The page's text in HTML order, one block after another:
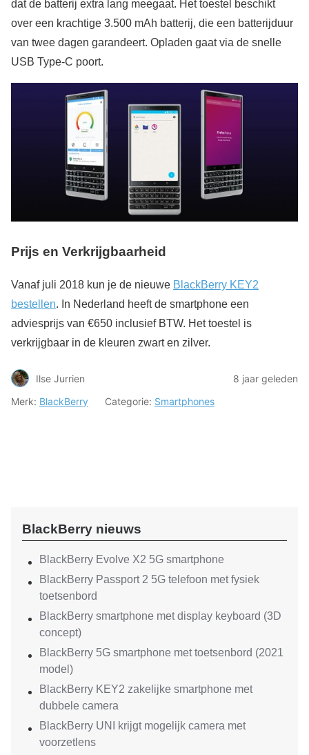
dat de batterij extra lang meegaat. Het toestel beschikt
over een krachtige 3.500 mAh batterij, die een batterijduur
van twee dagen garandeert. Opladen gaat via de snelle
USB Type-C poort.
Prijs en Verkrijgbaarheid
Vanaf juli 2018 kun je de nieuwe BlackBerry KEY2
bestellen. In Nederland heeft de smartphone een
adviesprijs van €650 inclusief BTW. Het toestel is
verkrijgbaar in de kleuren zwart en zilver.
Ilse Jurrien
8 jaar geleden
Merk: BlackBerry Categorie: Smartphones
BlackBerry nieuws
BlackBerry Evolve X2 5G smartphone
BlackBerry Passport 2 5G telefoon met fysiek
toetsenbord
BlackBerry smartphone met display keyboard (3D
concept)
BlackBerry 5G smartphone met toetsenbord (2021
model)
BlackBerry KEY2 zakelijke smartphone met
dubbele camera
BlackBerry UNI krijgt mogelijk camera met
voorzetlens